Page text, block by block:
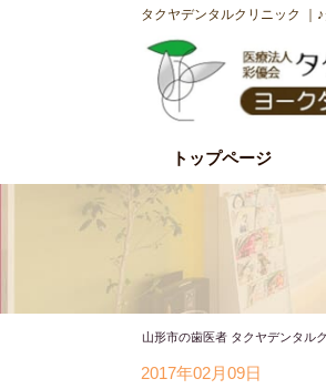
タクヤデンタルクリニック ｜
トップページ
山形市の歯医者 タクヤデンタル
2017年02月09日